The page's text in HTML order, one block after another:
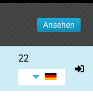
Ansehen
22